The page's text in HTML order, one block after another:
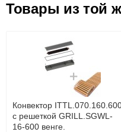
Оставьте отзыв
Доставка сантехники
Наличный расчёт
Банковской картой
времени
Банковской картой
доставке, так и
Интернет-деньгами
Qiwi-кошельки и
Безналичный
Товары из той
Конвектор
с решеткой GRILL.SGWL-
16-600 венге.